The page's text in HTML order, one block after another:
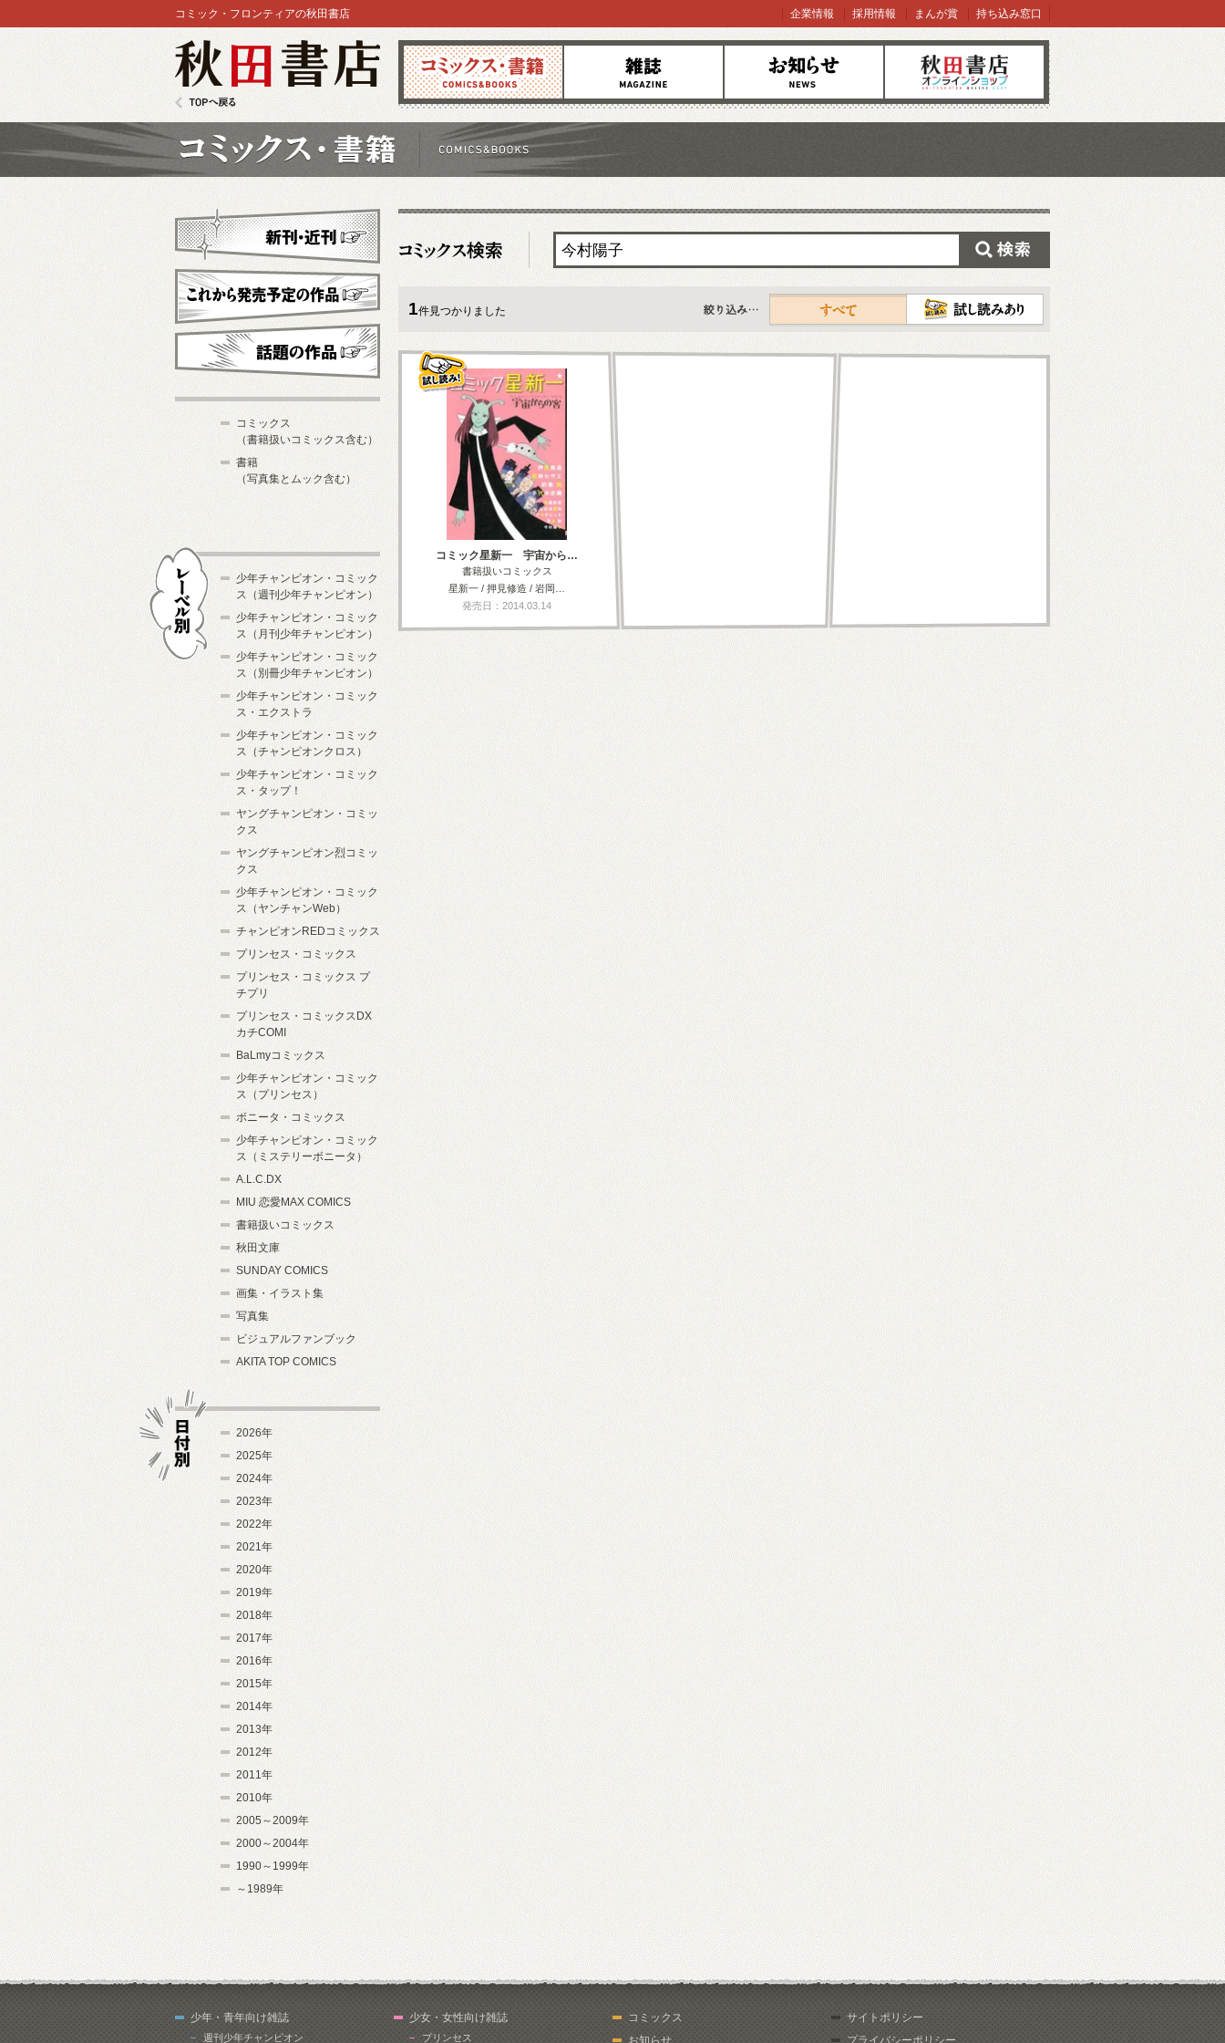
コミックス 雑誌 お知らせ オンラインショップ
コミック・フロンティアの秋田書店 企業情報 採用情報 まんが賞 持ち込み窓口
1件見つかりました
すべて
コミック星新一 宇宙から…
書籍扱いコミックス
星新一 / 押見修造 / 岩岡…
発売日：2014.03.14
新刊・近刊
これから発売予定
コミックス
（書籍扱いコミックス含む）
書籍
（写真集とムック含む）
少年チャンピオン・コミック
ス（週刊少年チャンピオン）
少年チャンピオン・コミック
ス（月刊少年チャンピオン）
少年チャンピオン・コミック
ス（別冊少年チャンピオン）
少年チャンピオン・コミック
ス・エクストラ
少年チャンピオン・コミック
ス（チャンピオンクロス）
少年チャンピオン・コミック
ス・タップ！
ヤングチャンピオン・コミッ
クス
ヤングチャンピオン烈コミッ
クス
少年チャンピオン・コミック
ス（ヤンチャンWeb）
チャンピオンREDコミックス
プリンセス・コミックス
プリンセス・コミックス プ
チプリ
プリンセス・コミックスDX
カチCOMI
BaLmyコミックス
少年チャンピオン・コミック
ス（プリンセス）
ボニータ・コミックス
少年チャンピオン・コミック
ス（ミステリーボニータ）
A.L.C.DX
MIU 恋愛MAX COMICS
書籍扱いコミックス
秋田文庫
SUNDAY COMICS
画集・イラスト集
写真集
ビジュアルファンブック
AKITA TOP COMICS
2026年
2025年
2024年
2023年
2022年
2021年
2020年
2019年
2018年
2017年
2016年
2015年
2014年
2013年
2012年
2011年
2010年
2005～2009年
2000～2004年
1990～1999年
～1989年
少年・青年向け雑誌
週刊少年チャンピオン
少女・女性向け雑誌
プリンセス
コミックス
お知らせ
サイトポリシー
プライバシーポリシー